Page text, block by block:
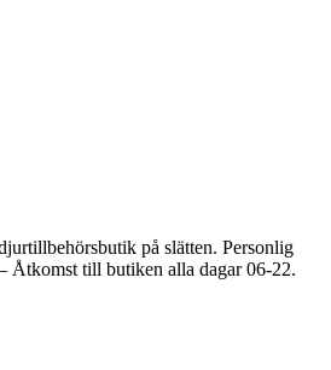
på slätten. Personlig
Åtkomst till butiken alla dagar 06-22.